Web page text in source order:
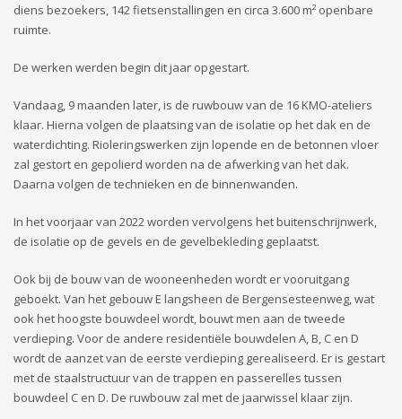
diens bezoekers, 142 fietsenstallingen en circa 3.600 m² openbare
ruimte.
De werken werden begin dit jaar opgestart.
Vandaag, 9 maanden later, is de ruwbouw van de 16 KMO-ateliers
klaar. Hierna volgen de plaatsing van de isolatie op het dak en de
waterdichting. Rioleringswerken zijn lopende en de betonnen vloer
zal gestort en gepolierd worden na de afwerking van het dak.
Daarna volgen de technieken en de binnenwanden.
In het voorjaar van 2022 worden vervolgens het buitenschrijnwerk,
de isolatie op de gevels en de gevelbekleding geplaatst.
Ook bij de bouw van de wooneenheden wordt er vooruitgang
geboekt. Van het gebouw E langsheen de Bergensesteenweg, wat
ook het hoogste bouwdeel wordt, bouwt men aan de tweede
verdieping. Voor de andere residentiële bouwdelen A, B, C en D
wordt de aanzet van de eerste verdieping gerealiseerd. Er is gestart
met de staalstructuur van de trappen en passerelles tussen
bouwdeel C en D. De ruwbouw zal met de jaarwissel klaar zijn.